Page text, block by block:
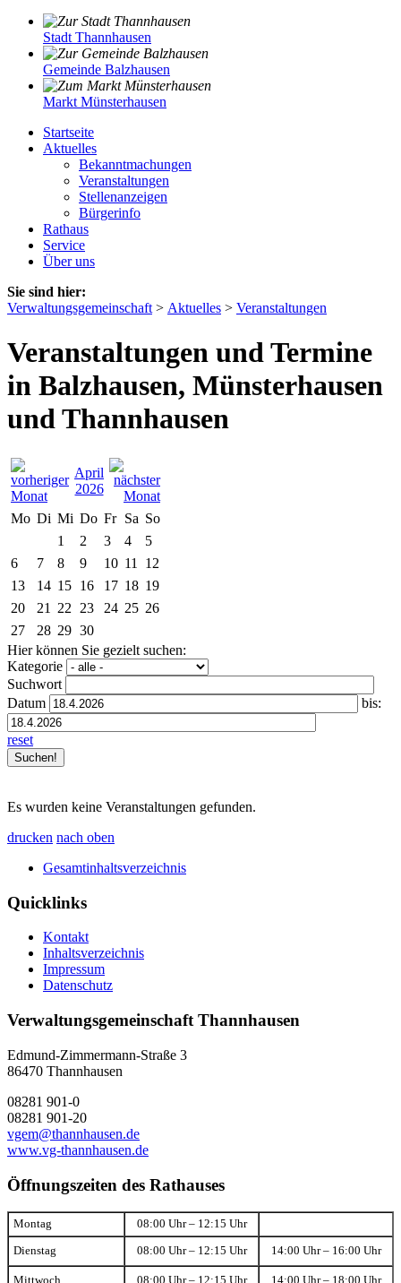
Stadt Thannhausen
Gemeinde Balzhausen
Markt Münsterhausen
Startseite
Aktuelles
Bekanntmachungen
Veranstaltungen
Stellenanzeigen
Bürgerinfo
Rathaus
Service
Über uns
Sie sind hier:
Verwaltungsgemeinschaft > Aktuelles > Veranstaltungen
Veranstaltungen und Termine
in Balzhausen, Münsterhausen
und Thannhausen
April
2026
Mo Di Mi Do Fr Sa So
1
2 3 4
5
6
7 8 9 10 11
12
13
14 15 16 17 18 19
20
21 22 23 24 25 26
27
28 29 30
Hier können Sie gezielt suchen:
Kategorie
Suchwort
Datum
bis:
reset
Es wurden keine Veranstaltungen gefunden.
drucken nach oben
Gesamtinhaltsverzeichnis
Quicklinks
Kontakt
Inhaltsverzeichnis
Impressum
Datenschutz
Verwaltungsgemeinschaft Thannhausen
Edmund-Zimmermann-Straße 3
86470 Thannhausen
08281 901-0
08281 901-20
vgem@thannhausen.de
www.vg-thannhausen.de
Öffnungszeiten des Rathauses
Montag 08:00 Uhr – 12:15 Uhr
Dienstag 08:00 Uhr – 12:15 Uhr 14:00 Uhr – 16:00 Uhr